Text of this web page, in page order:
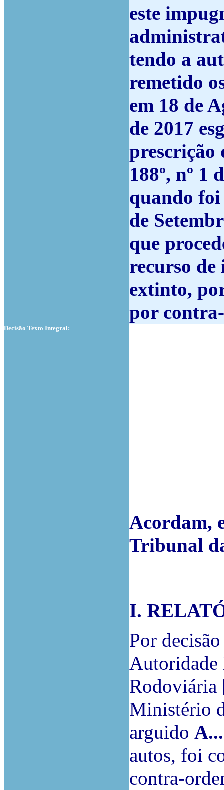
este
tendo a
remetido
em 18 de
de 2017
prescrição
188º, nº 1
quando
de
que
recurso de
extinto,
por
Decisão Texto Integral:
Acordam,
Tribunal
I.
Por
Autoridade
Rodoviária
Ministério
arguido
autos, foi
contra-